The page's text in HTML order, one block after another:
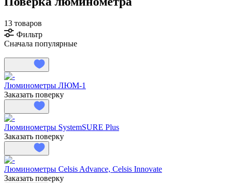
13 товаров
Фильтр
Сначала популярные
Люминометры ЛЮМ-1
Заказать поверку
Люминометры SystemSURE Plus
Заказать поверку
Люминометры Celsis Advance, Celsis Innovate
Заказать поверку